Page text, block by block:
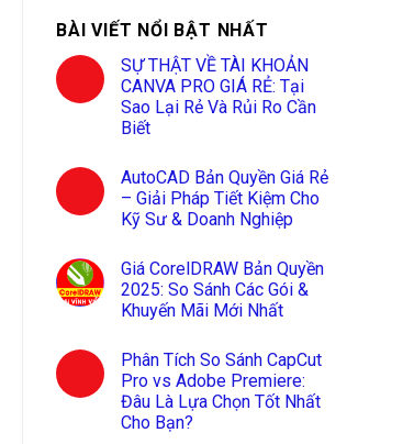
BÀI VIẾT NỔI BẬT NHẤT
SỰ THẬT VỀ TÀI KHOẢN
CANVA PRO GIÁ RẺ: Tại
Sao Lại Rẻ Và Rủi Ro Cần
Biết
AutoCAD Bản Quyền Giá Rẻ
– Giải Pháp Tiết Kiệm Cho
Kỹ Sư & Doanh Nghiệp
Giá CorelDRAW Bản Quyền
2025: So Sánh Các Gói &
Khuyến Mãi Mới Nhất
Phân Tích So Sánh CapCut
Pro vs Adobe Premiere:
Đâu Là Lựa Chọn Tốt Nhất
Cho Bạn?